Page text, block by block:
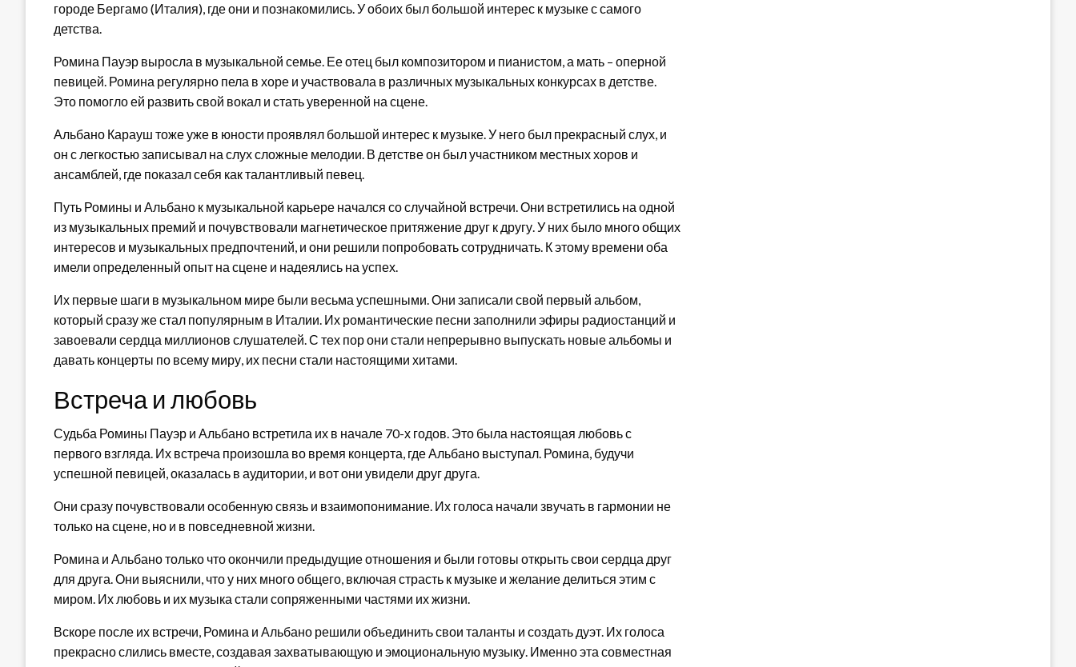
городе Бергамо (Италия), где они и познакомились. У обоих был большой интерес к музыке с самого
детства.
Ромина Пауэр выросла в музыкальной семье. Ее отец был композитором и пианистом, а мать – оперной
певицей. Ромина регулярно пела в хоре и участвовала в различных музыкальных конкурсах в детстве.
Это помогло ей развить свой вокал и стать уверенной на сцене.
Альбано Карауш тоже уже в юности проявлял большой интерес к музыке. У него был прекрасный слух, и
он с легкостью записывал на слух сложные мелодии. В детстве он был участником местных хоров и
ансамблей, где показал себя как талантливый певец.
Путь Ромины и Альбано к музыкальной карьере начался со случайной встречи. Они встретились на одной
из музыкальных премий и почувствовали магнетическое притяжение друг к другу. У них было много общих
интересов и музыкальных предпочтений, и они решили попробовать сотрудничать. К этому времени оба
имели определенный опыт на сцене и надеялись на успех.
Их первые шаги в музыкальном мире были весьма успешными. Они записали свой первый альбом,
который сразу же стал популярным в Италии. Их романтические песни заполнили эфиры радиостанций и
завоевали сердца миллионов слушателей. С тех пор они стали непрерывно выпускать новые альбомы и
давать концерты по всему миру, их песни стали настоящими хитами.
Встреча и любовь
Судьба Ромины Пауэр и Альбано встретила их в начале 70-х годов. Это была настоящая любовь с
первого взгляда. Их встреча произошла во время концерта, где Альбано выступал. Ромина, будучи
успешной певицей, оказалась в аудитории, и вот они увидели друг друга.
Они сразу почувствовали особенную связь и взаимопонимание. Их голоса начали звучать в гармонии не
только на сцене, но и в повседневной жизни.
Ромина и Альбано только что окончили предыдущие отношения и были готовы открыть свои сердца друг
для друга. Они выяснили, что у них много общего, включая страсть к музыке и желание делиться этим с
миром. Их любовь и их музыка стали сопряженными частями их жизни.
Вскоре после их встречи, Ромина и Альбано решили объединить свои таланты и создать дуэт. Их голоса
прекрасно слились вместе, создавая захватывающую и эмоциональную музыку. Именно эта совместная